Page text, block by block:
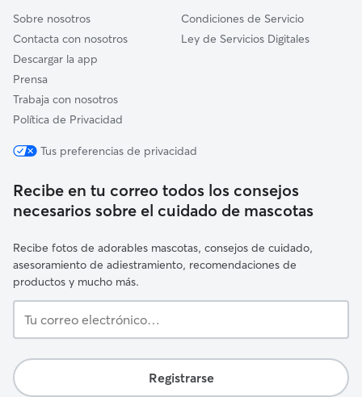
Sobre nosotros
Contacta con nosotros
Descargar la app
Prensa
Trabaja con nosotros
Política de Privacidad
Condiciones de Servicio
Ley de Servicios Digitales
Tus preferencias de privacidad
Recibe en tu correo todos los consejos
necesarios sobre el cuidado de mascotas
Recibe fotos de adorables mascotas, consejos de cuidado,
asesoramiento de adiestramiento, recomendaciones de
productos y mucho más.
correo
Registrarse